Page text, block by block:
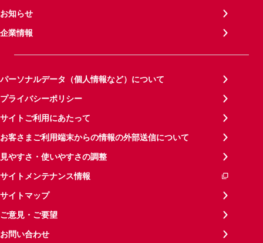
お知らせ
企業情報
パーソナルデータ（個人情報など）について
プライバシーポリシー
サイトご利用にあたって
お客さまご利用端末からの情報の外部送信について
見やすさ・使いやすさの調整
サイトメンテナンス情報
サイトマップ
ご意見・ご要望
お問い合わせ